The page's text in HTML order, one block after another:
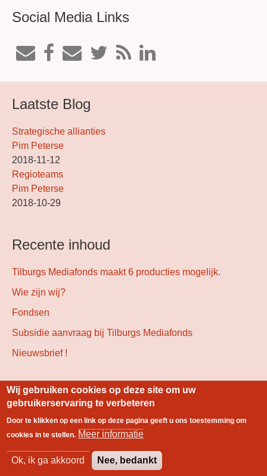
Social Media Links
Laatste Blog
Strategische allianties
Pim Peterse
2018-11-12
Regioteams
Pim Peterse
2018-10-29
Recente inhoud
Tilburgs Mediafonds maakt 6 producties mogelijk.
Wie zijn wij?
Fondsen
Subsidie aanvraag bij Tilburgs Mediafonds
Nieuwsbrief !
Gebouwd metDrupal
Footer
menu
Index Colofon Contact
Stichting Lokale
Onderzoeksjournalistiek
Wij gebruiken cookies op deze site om uw
gebruikerservaring te verbeteren
Door te klikken op een link op deze pagina geeft u ons toestemming om
cookies in te stellen. Meer informatie
Ok, ik ga akkoord Nee, bedankt